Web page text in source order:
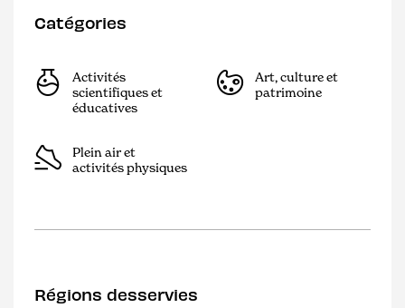
Catégories
Activités
scientifiques et
éducatives
Art, culture et
patrimoine
Plein air et
activités physiques
Régions desservies